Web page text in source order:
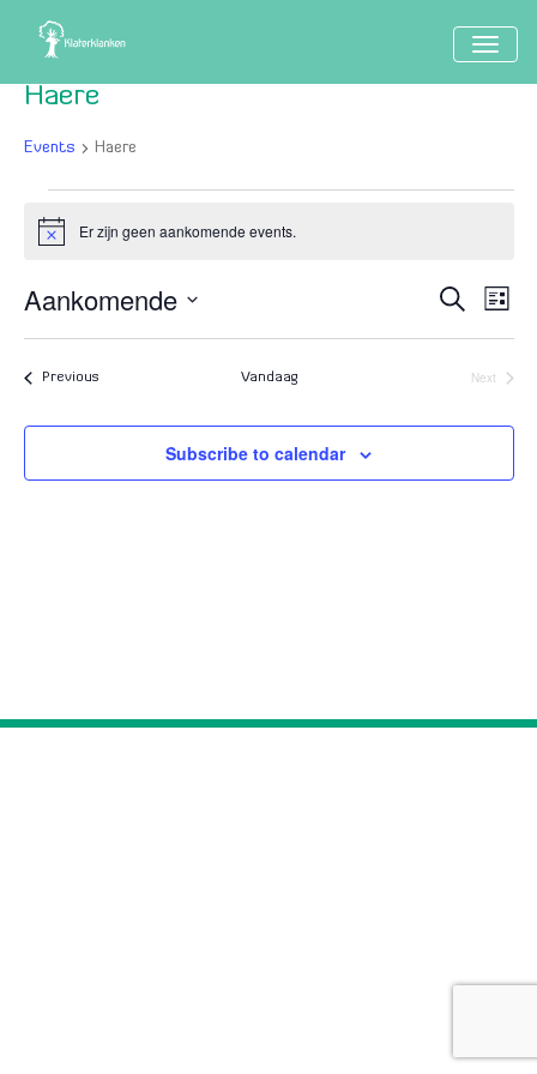
Haere
Events Haere
Events
Notice Er zijn geen aankomende events.
and
Views
Search
Lijst
Aankomende
PreviousEvents Vandaag
Next
Subscribe to calendar